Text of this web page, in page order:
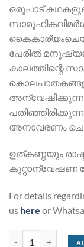
ഒരുപാട്
പേരില്‍
കാലത്തിന്റെ
അനാവരണം
ഉത്കണ്ഠയും
കുറ്റാന്വേഷണ
For details
us here or
DEVIKULAM: